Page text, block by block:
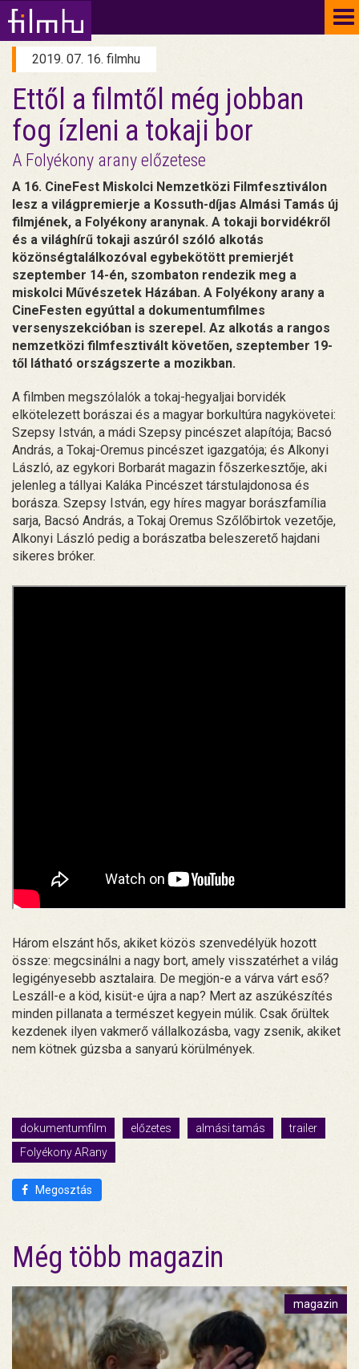
2019. 07. 16. filmhu
Ettől a filmtől még jobban
fog ízleni a tokaji bor
A Folyékony arany előzetese
A 16. CineFest Miskolci Nemzetközi Filmfesztiválon
lesz a világpremierje a Kossuth-díjas Almási Tamás új
filmjének, a Folyékony aranynak. A tokaji borvidékről
és a világhírű tokaji aszúról szóló alkotás
közönségtalálkozóval egybekötött premierjét
szeptember 14-én, szombaton rendezik meg a
miskolci Művészetek Házában. A Folyékony arany a
CineFesten egyúttal a dokumentumfilmes
versenyszekcióban is szerepel. Az alkotás a rangos
nemzetközi filmfesztivált követően, szeptember 19-
től látható országszerte a mozikban.
A filmben megszólalók a tokaj-hegyaljai borvidék
elkötelezett borászai és a magyar borkultúra nagykövetei:
Szepsy István, a mádi Szepsy pincészet alapítója; Bacsó
András, a Tokaj-Oremus pincészet igazgatója; és Alkonyi
László, az egykori Borbarát magazin főszerkesztője, aki
jelenleg a tállyai Kaláka Pincészet társtulajdonosa és
borásza. Szepsy István, egy híres magyar borászfamília
sarja, Bacsó András, a Tokaj Oremus Szőlőbirtok vezetője,
Alkonyi László pedig a borászatba beleszerető hajdani
sikeres bróker.
Három elszánt hős, akiket közös szenvedélyük hozott
össze: megcsinálni a nagy bort, amely visszatérhet a világ
legigényesebb asztalaira. De megjön-e a várva várt eső?
Leszáll-e a köd, kisüt-e újra a nap? Mert az aszúkészítés
minden pillanata a természet kegyein múlik. Csak őrültek
kezdenek ilyen vakmerő vállalkozásba, vagy zsenik, akiket
nem kötnek gúzsba a sanyarú körülmények.
dokumentumfilm előzetes almási tamás
trailer
Folyékony ARany
Megosztás
Még több magazin
magazin